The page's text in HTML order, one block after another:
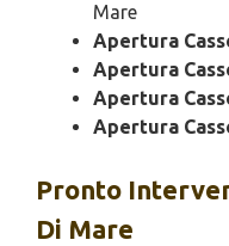
Mare
Apertura
Apertura
Apertura
Apertura
Pronto
Di Mare